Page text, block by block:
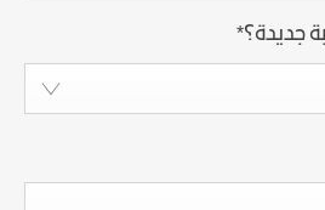
جديدة؟*